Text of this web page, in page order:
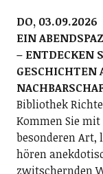
DO, 03.09.2026
EIN
– ENTDECKEN
GESCHICHTEN
Bibliothek
Kommen Sie
besonderen Art,
hören
zwitschernden